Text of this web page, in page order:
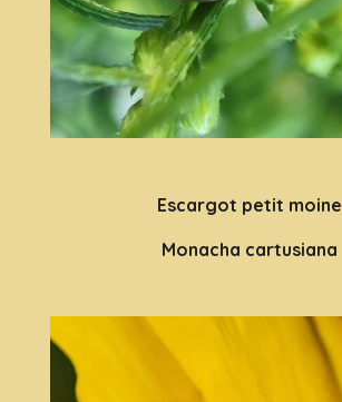
Escargot petit moine
Monacha cartusiana